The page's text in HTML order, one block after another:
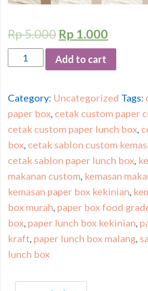
Rp5.000 Rp 1.000
Quantity Add to cart
Category: Uncategorized Tags:
paper box cetak custom paper
cetak custom paper lunch box
box cetak sablon custom
cetak sablon paper lunch box
makanan custom kemasan
kemasan paper box kekinian
box murah paper box food
box paper lunch box kekinian
kraft paper lunch box malang
lunch box